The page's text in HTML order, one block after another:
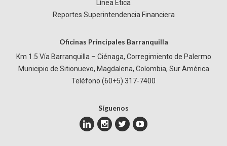
Línea Ética
Reportes Superintendencia Financiera
Oficinas Principales Barranquilla
Km 1.5 Vía Barranquilla – Ciénaga, Corregimiento de Palermo
Municipio de Sitionuevo, Magdalena, Colombia, Sur América
Teléfono (60+5) 317-7400
Síguenos
instagram
twitteryoutube